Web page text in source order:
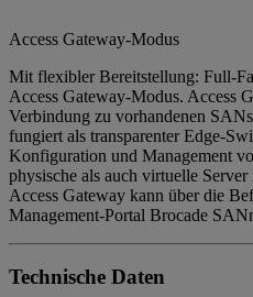
Access Gateway-Modus
Mit flexibler Bereitstellung: Full-
Access Gateway-Modus. Access
Verbindung zu vorhandenen
fungiert als transparenter Edge-
Konfiguration und Management
physische als auch virtuelle
Access Gateway kann über die
Management-Portal Brocade
Technische Daten